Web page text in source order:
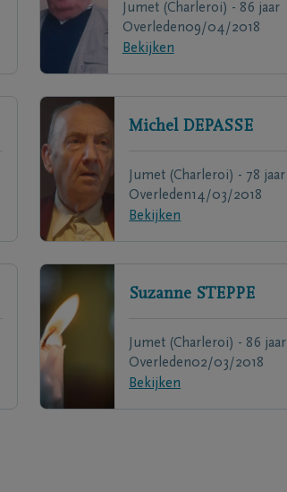
Jumet (Charleroi) - 86 jaar
Overleden09/04/2018
Bekijken
Michel DEPASSE
Jumet (Charleroi) - 78 jaar
Overleden14/03/2018
Bekijken
Suzanne STEPPE
Jumet (Charleroi) - 86 jaar
Overleden02/03/2018
Bekijken